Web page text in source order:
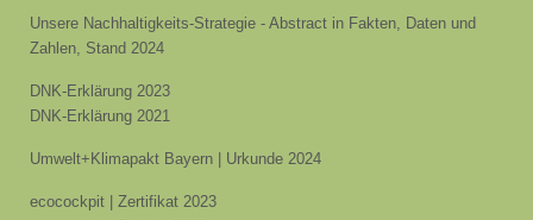
Unsere Nachhaltigkeits-Strategie - Abstract in Fakten, Daten und
Zahlen, Stand 2024
DNK-Erklärung 2023
DNK-Erklärung 2021
Umwelt+Klimapakt Bayern | Urkunde 2024
ecocockpit | Zertifikat 2023